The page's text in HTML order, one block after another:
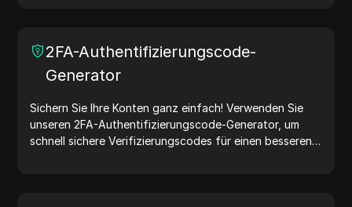
2FA-Authentifizierungscode-
Generator
Sichern Sie Ihre Konten ganz einfach! Verwenden Sie
unseren 2FA-Authentifizierungscode-Generator, um
schnell sichere Verifizierungscodes für einen besseren